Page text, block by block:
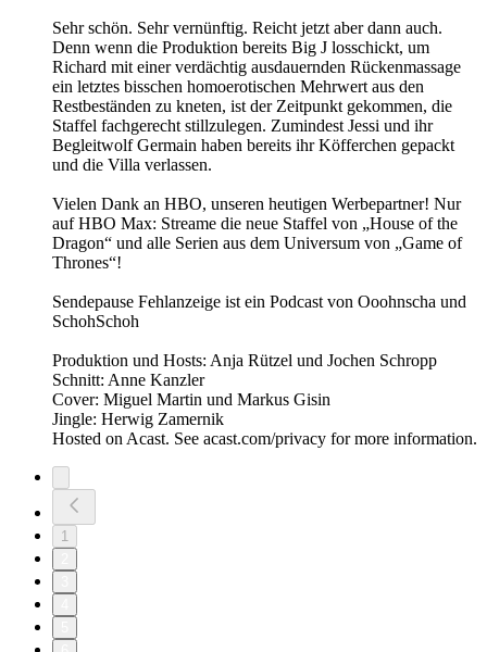
Sehr schön. Sehr vernünftig. Reicht jetzt aber dann auch.
Denn wenn die Produktion bereits Big J losschickt, um
Richard mit einer verdächtig ausdauernden Rückenmassage
ein letztes bisschen homoerotischen Mehrwert aus den
Restbeständen zu kneten, ist der Zeitpunkt gekommen, die
Staffel fachgerecht stillzulegen. Zumindest Jessi und ihr
Begleitwolf Germain haben bereits ihr Köfferchen gepackt
und die Villa verlassen.
Vielen Dank an HBO, unseren heutigen Werbepartner! Nur
auf HBO Max: Streame die neue Staffel von „House of the
Dragon“ und alle Serien aus dem Universum von „Game of
Thrones“!
Sendepause Fehlanzeige ist ein Podcast von Ooohnscha und
SchohSchoh
Produktion und Hosts: Anja Rützel und Jochen Schropp
Schnitt: Anne Kanzler
Cover: Miguel Martin und Markus Gisin
Jingle: Herwig Zamernik
Hosted on Acast. See acast.com/privacy for more information.
1